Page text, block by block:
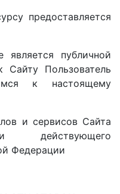
предоставляется
является публичной
Пользователь
к настоящему
и сервисов Сайта
действующего
Федерации